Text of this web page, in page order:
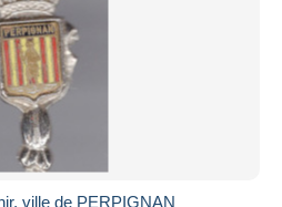
ville de PERPIGNAN